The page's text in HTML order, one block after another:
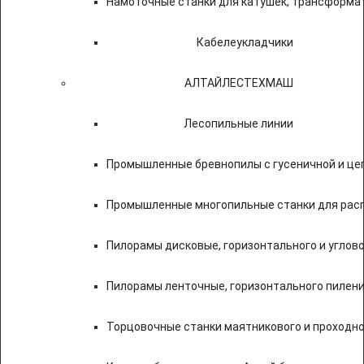
Кабелеукладчики
АЛТАЙЛЕСТЕХМАШ
Лесопильные линии
Промышленные бревнопилы с гусеничной и
Промышленные многопильные станки для
Пилорамы дисковые, горизонтального и
Пилорамы ленточные, горизонтального
Торцовочные станки маятникового и